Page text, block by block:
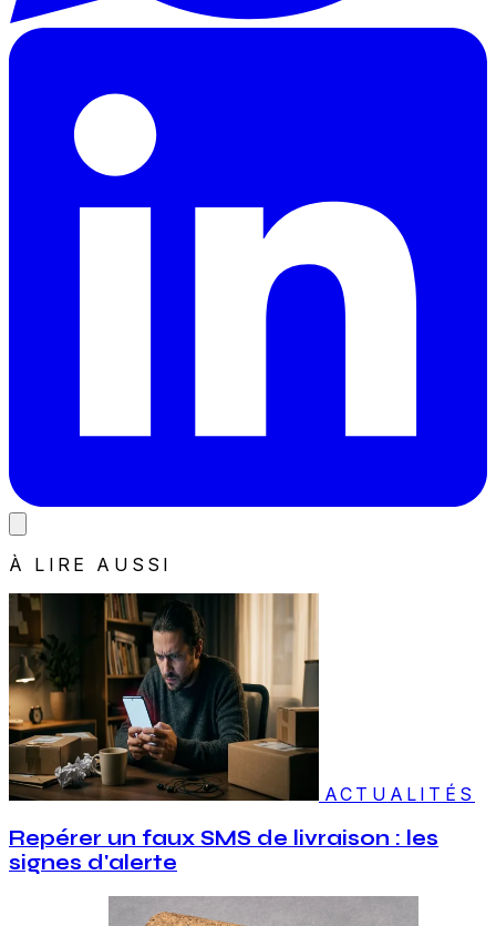
À LIRE AUSSI
ACTUALITÉS
Repérer un faux SMS de livraison : les
signes d'alerte